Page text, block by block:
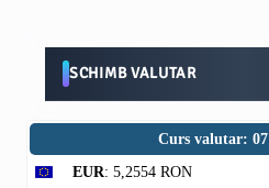
SCHIMB VALUTAR
Curs valutar: 07
EUR: 5,2554 RON